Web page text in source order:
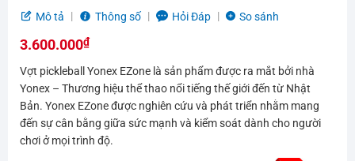
Được
hạng
5
sao
Mô tả
Thông số Hỏi Đáp So sánh
3.600.000₫
Vợt pickleball Yonex EZone là sản phẩm được ra mắt bởi nhà
Yonex – Thương hiệu thể thao nổi tiếng thế giới đến từ Nhật
Bản. Yonex EZone được nghiên cứu và phát triển nhằm mang
đến sự cân bằng giữa sức mạnh và kiểm soát dành cho người
chơi ở mọi trình độ.